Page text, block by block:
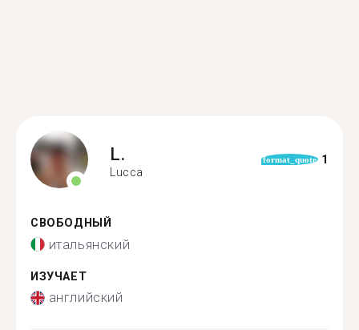
L.
Lucca
format_quote 1
СВОБОДНЫЙ
итальянский
ИЗУЧАЕТ
английский